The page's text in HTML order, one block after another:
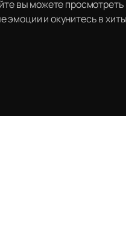
вы можете
и окунитесь в